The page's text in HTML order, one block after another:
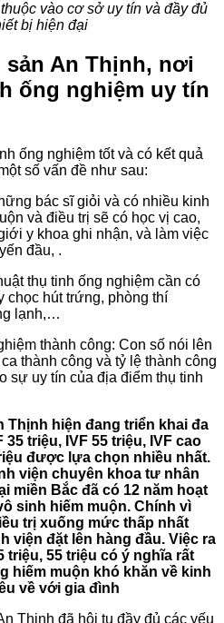
vào cơ sở uy tín và đầy đủ
bị hiện đại
sản An Thịnh, nơi
ống nghiệm uy tín
ống nghiệm tốt và có kết quả
số vấn đề như sau:
bác sĩ giỏi và có nhiều kinh
và điều trị sẽ có học vị cao,
y khoa ghi nhận, và làm việc
đầu, .
thụ tinh ống nghiệm cần có
chọc hút trứng, phòng thí
lạnh,…
thành công: Con số nói lên
thành công và tỷ lệ thành công
sự uy tín của địa điểm thụ tinh
Thịnh hiện đang triển khai đa
triệu, IVF 55 triệu, IVF cao
được lựa chọn nhiều nhất.
viện chuyên khoa tư nhân
miền Bắc đã có 12 năm hoạt
sinh hiếm muộn. Chính vì
trị xuống mức thấp nhất
viện đặt lên hàng đầu. Việc ra
triệu, 55 triệu có ý nghĩa rất
hiếm muộn khó khăn về kinh
về với gia đình
Thịnh đã hội tụ đầy đủ các yếu